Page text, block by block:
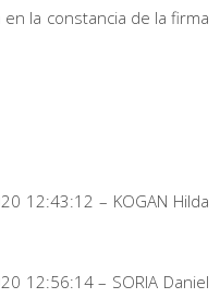
en la constancia de la firma
12:43:12 – KOGAN Hilda
12:56:14 – SORIA Daniel